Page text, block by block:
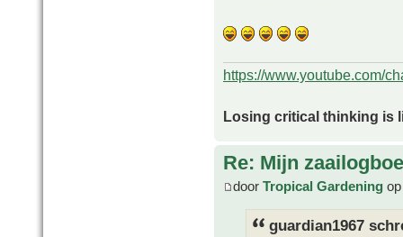
https://www.youtube.com/
Losing critical thinking is
Re: Mijn
door Tropical Gardening
guardian1967